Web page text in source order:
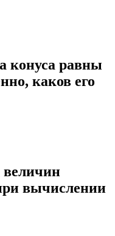
конуса равны
каков его
вычислении